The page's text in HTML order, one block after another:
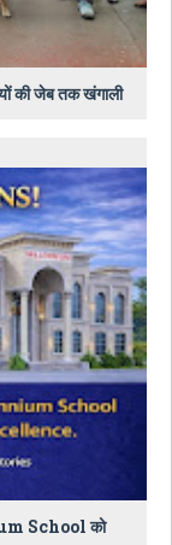
की जेब तक खंगाली
School को